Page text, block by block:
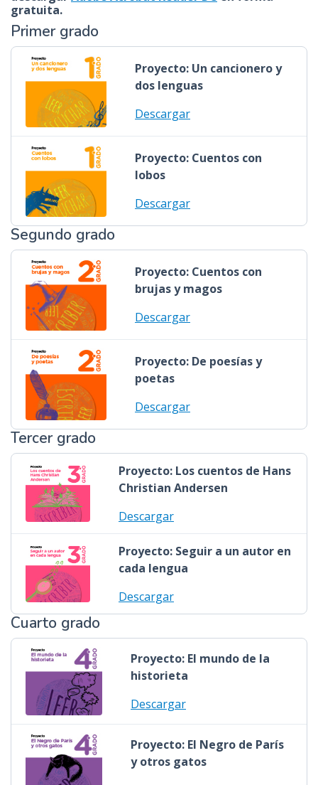
gratuita.
Primer grado
Proyecto: Un cancionero y
dos lenguas
Descargar
Proyecto: Cuentos con
lobos
Descargar
Segundo grado
Proyecto: Cuentos con
brujas y magos
Descargar
Proyecto: De poesías y
poetas
Descargar
Tercer grado
Proyecto: Los cuentos de Hans
Christian Andersen
Descargar
Proyecto: Seguir a un autor en
cada lengua
Descargar
Cuarto grado
Proyecto: El mundo de la
historieta
Descargar
Proyecto: El Negro de París
y otros gatos